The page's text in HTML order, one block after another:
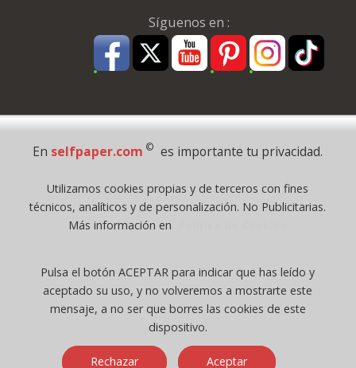
Síguenos en :
Pago Seguro
Todos los derechos reservados
©selfpaper.com, y las webs de ©gruposelfpaper.org están gestionadas, y
Registro Mercantil de Valencia ( España ) CEE:
Tomo 7263, Libro 4565, Folio 1, Sección 8, Hoja V-85203.
Móvil / Tablet - Bot mozilla/5.0 (linux; android 14; pixel 8)
applewebkit/537.36 (khtml, like gecko) chrome/131.0.0.0 mobile
En selfpaper.com © es importante tu privacidad.
Utilizamos cookies propias y de terceros con fines
técnicos, analíticos y de personalización. No Publicitarias.
Más información en
Pulsa el botón ACEPTAR para indicar que has leído y
aceptado su uso, y no volveremos a mostrarte este
mensaje, a no ser que borres las cookies de este
dispositivo.
Rechazar Aceptar